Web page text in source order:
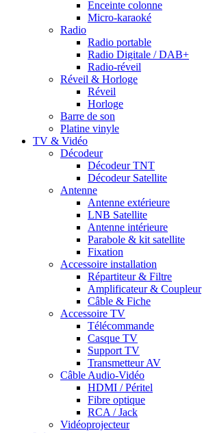
Enceinte colonne
Micro-karaoké
Radio
Radio portable
Radio Digitale / DAB+
Radio-réveil
Réveil & Horloge
Réveil
Horloge
Barre de son
Platine vinyle
TV & Vidéo
Décodeur
Décodeur TNT
Décodeur Satellite
Antenne
Antenne extérieure
LNB Satellite
Antenne intérieure
Parabole & kit satellite
Fixation
Accessoire installation
Répartiteur & Filtre
Amplificateur & Coupleur
Câble & Fiche
Accessoire TV
Télécommande
Casque TV
Support TV
Transmetteur AV
Câble Audio-Vidéo
HDMI / Péritel
Fibre optique
RCA / Jack
Vidéoprojecteur